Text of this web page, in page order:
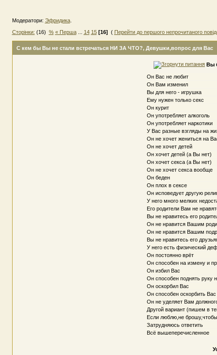
Модератори: Эфридика.
Сторінки: (16) % « Перша... 14 15 [16] ( Перейти до першого непрочитаного
С кем бы Вы не стали встречаться НИ ЗА ЧТО?, Девушки,вопрос для Вас
Вы
Он Вас не любит
Он Вам изменил
Вы для него - игрушка
Ему нужен только секс
Он курит
Он употребляет алкоголь
Он употребляет наркотики
У Вас разные взгляды на
Он не хочет жениться на
Он не хочет детей
Он хочет детей (а Вы нет)
Он хочет секса (а Вы нет)
Он не хочет секса вообще
Он беден
Он плох в сексе
Он исповедует другую
У него много мелких
Его родители Вам не
Вы не нравитесь его
Он не нравится Вашим
Он не нравится Вашим
Вы не нравитесь его
У него есть физический
Он постоянно врёт
Он способен на измену и
Он избил Вас
Он способен поднять руку
Он оскорбил Вас
Он способен оскорбить Вас
Он не уделяет Вам
Другой вариант (пишем в
Если люблю,не
Затрудняюсь ответить
Всё вышеперечисленное